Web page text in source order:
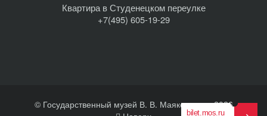
Квартира в Студенецком переулке
+7(495) 605-19-29
© Государственный музей В. В. Маяковского, 2026